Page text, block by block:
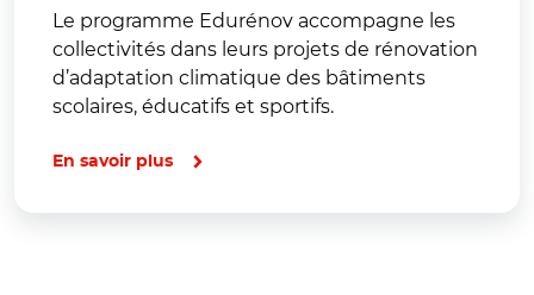
Le programme Edurénov accompagne les
collectivités dans leurs projets de rénovation
d’adaptation climatique des bâtiments
scolaires, éducatifs et sportifs.
En savoir plus